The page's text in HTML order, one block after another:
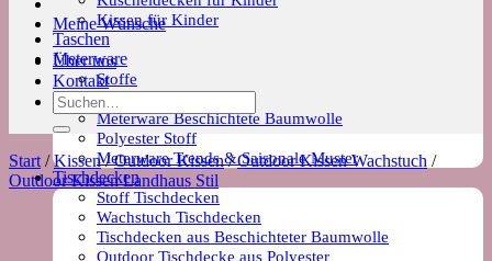
Kissen für Kinder
Taschen
Meterware
Stoffe
Wachstuch Stoff
Meterware Beschichtete Baumwolle
Polyester Stoff
Meterware Trends & Saisonale Muster
Tischdecken
Stoff Tischdecken
Wachstuch Tischdecken
Tischdecken aus Beschichteter Baumwolle
Outdoor Tischdecke aus Polyester
Meine Wünsche
Über uns
Kontakt
Suchen
nach:
Start / Kissen / Outdoor Kissen / Outdoor Kissen Wachstuch /
Outdoor Kissen Landhaus Stil